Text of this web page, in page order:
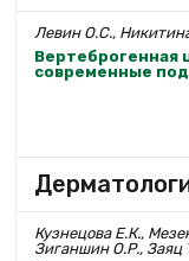
Левин О.С.,
Вертеброгенная
современные
Кузнецова Е.К.,
Зиганшин О.Р., Заяц